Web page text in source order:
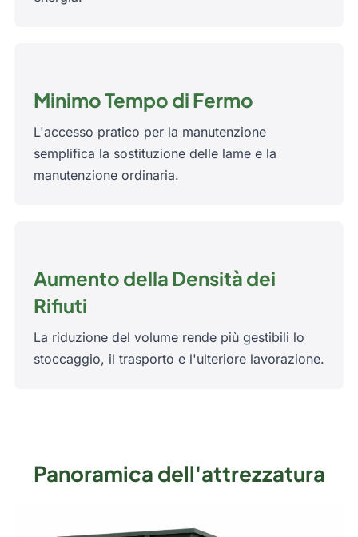
Minimo Tempo di Fermo
L'accesso pratico per la manutenzione
semplifica la sostituzione delle lame e la
manutenzione ordinaria.
Aumento della Densità dei
Rifiuti
La riduzione del volume rende più gestibili lo
stoccaggio, il trasporto e l'ulteriore lavorazione.
Panoramica dell'attrezzatura